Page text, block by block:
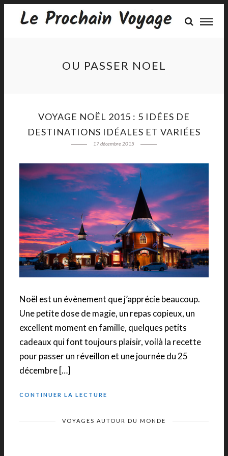
OU PASSER NOEL
VOYAGE NOËL 2015 : 5 IDÉES DE
DESTINATIONS IDÉALES ET VARIÉES
17 décembre 2015
Noël est un évènement que j’apprécie beaucoup.
Une petite dose de magie, un repas copieux, un
excellent moment en famille, quelques petits
cadeaux qui font toujours plaisir, voilà la recette
pour passer un réveillon et une journée du 25
décembre […]
CONTINUER LA LECTURE
VOYAGES AUTOUR DU MONDE